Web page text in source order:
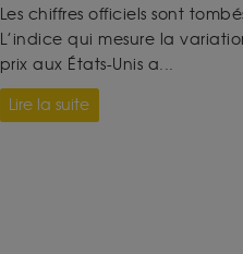
Les chiffres officiels sont
L’indice qui mesure la
prix aux États-Unis a...
Lire la suite